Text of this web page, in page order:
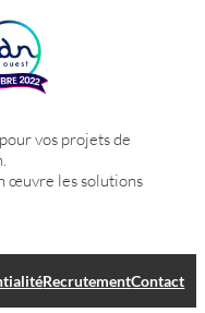
vos projets de
œuvre les solutions
RecrutementContact